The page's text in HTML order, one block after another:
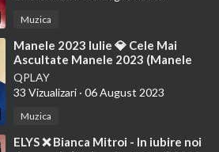
Muzica
⁣Manele 2023 Iulie 💎 Cele Mai
Ascultate Manele 2023 (Manele
Noi 2023)
QPLAY
33 Vizualizari · 06 August 2023
Muzica
⁣ELYS ❌ Bianca Mitroi - In iubire noi